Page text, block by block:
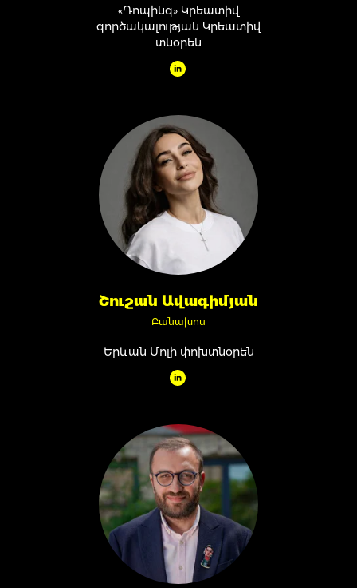
«Դոպինգ» Կրեատիվ
գործակալության Կրեատիվ
տնօրեն
Շուշան Ավագիմյան
Բանախոս
Երևան Մոլի փոխտնօրեն